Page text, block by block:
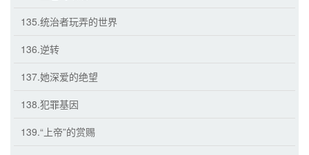
135.统治者玩弄的世界
136.逆转
137.她深爱的绝望
138.犯罪基因
139.“上帝”的赏赐